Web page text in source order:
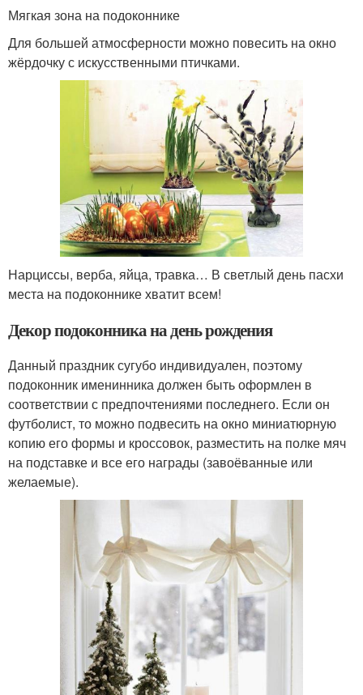
Мягкая зона на подоконнике
Для большей атмосферности можно повесить на окно
жёрдочку с искусственными птичками.
Нарциссы, верба, яйца, травка… В светлый день пасхи
места на подоконнике хватит всем!
Декор подоконника на день рождения
Данный праздник сугубо индивидуален, поэтому
подоконник именинника должен быть оформлен в
соответствии с предпочтениями последнего. Если он
футболист, то можно подвесить на окно миниатюрную
копию его формы и кроссовок, разместить на полке мяч
на подставке и все его награды (завоёванные или
желаемые).